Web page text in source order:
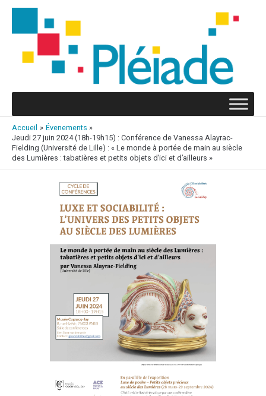
Aller
contenu
Accueil
Évenements
Jeudi 27 juin 2024 (18h-19h15) : Conférence de Vanessa Alayrac-
Fielding (Université de Lille) : « Le monde à portée de main au siècle
des Lumières : tabatières et petits objets d’ici et d’ailleurs »